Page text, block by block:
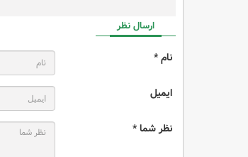
ارسال نظر
نام *
ایمیل
نظر شما *